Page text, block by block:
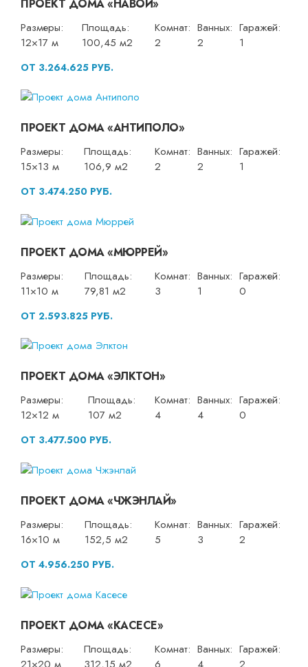
ПРОЕКТ ДОМА «НАВОИ»
Размеры:
12×17 м
Площадь:
100,45 м2
Комнат:
2
Ванных:
2
Гаражей:
1
ОТ 3.264.625 РУБ.
ПРОЕКТ ДОМА «АНТИПОЛО»
Размеры:
15×13 м
Площадь:
106,9 м2
Комнат:
2
Ванных:
2
Гаражей:
1
ОТ 3.474.250 РУБ.
ПРОЕКТ ДОМА «МЮРРЕЙ»
Размеры:
11×10 м
Площадь:
79,81 м2
Комнат:
3
Ванных:
1
Гаражей:
0
ОТ 2.593.825 РУБ.
ПРОЕКТ ДОМА «ЭЛКТОН»
Размеры:
12×12 м
Площадь:
107 м2
Комнат:
4
Ванных:
4
Гаражей:
0
ОТ 3.477.500 РУБ.
ПРОЕКТ ДОМА «ЧЖЭНЛАЙ»
Размеры:
16×10 м
Площадь:
152,5 м2
Комнат:
5
Ванных:
3
Гаражей:
2
ОТ 4.956.250 РУБ.
ПРОЕКТ ДОМА «КАСЕСЕ»
Размеры:
21×20 м
Площадь:
312,15 м2
Комнат:
6
Ванных:
4
Гаражей:
2